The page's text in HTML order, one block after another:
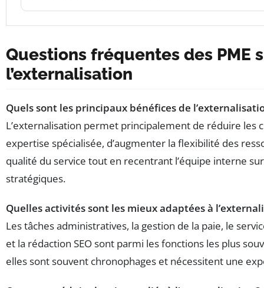
Questions fréquentes des PME
l’externalisation
Quels sont les principaux bénéfices de
L’externalisation permet principalement de réduire les
expertise spécialisée, d’augmenter la flexibilité des
qualité du service tout en recentrant l’équipe interne
stratégiques.
Quelles activités sont les mieux adaptées à
Les tâches administratives, la gestion de la paie, le
et la rédaction SEO sont parmi les fonctions les plus
elles sont souvent chronophages et nécessitent une